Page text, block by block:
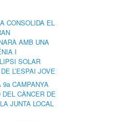
CONSOLIDA EL
AMB UNA
I
SOLAR
L’ESPAI JOVE
9a CAMPANYA
CÀNCER DE
JUNTA LOCAL